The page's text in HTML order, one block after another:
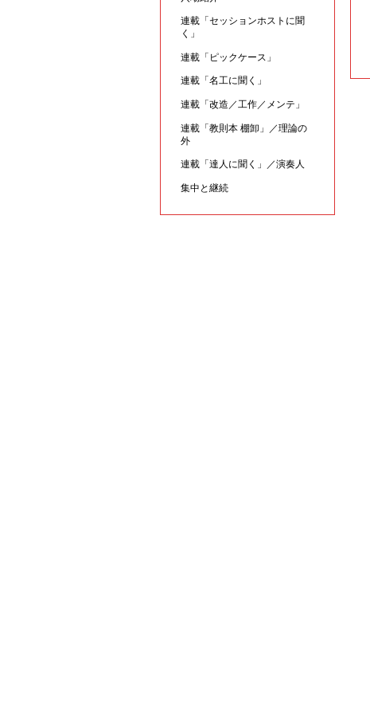
連載「セッションホストに聞
く」
連載「ピックケース」
連載「名工に聞く」
連載「改造／工作／メンテ」
連載「教則本 棚卸」／理論の
外
連載「達人に聞く」／演奏人
集中と継続